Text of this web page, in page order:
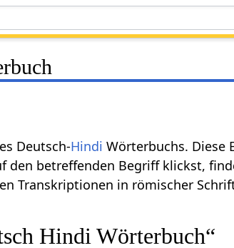
Deutsch-Hindi Wörterbuchs. Diese
den betreffenden Begriff klickst,
Transkriptionen in römischer
Hindi Wörterbuch“